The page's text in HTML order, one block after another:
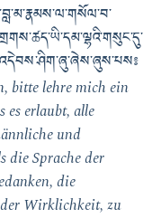
bitte lehre mich ein
es erlaubt, alle
und
die Sprache der
die
Wirklichkeit, zu